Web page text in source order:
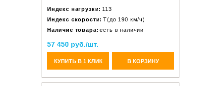
Индекс нагрузки: 113
Индекс скорости: T(до 190 км/ч)
Наличие товара: есть в наличии
57 450 руб./шт.
КУПИТЬ В 1 КЛИК В КОРЗИНУ